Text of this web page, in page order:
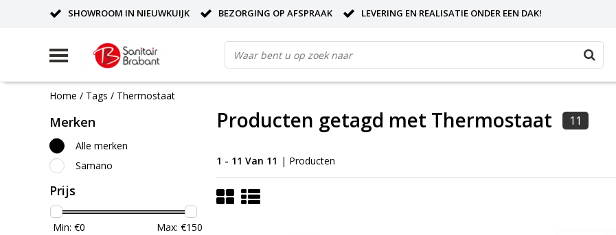
SHOWROOM IN NIEUWKUIJK BEZORGING OP AFSPRAAK LEVERING EN REALISATIE ONDER EEN DAK!
Home / Tags / Thermostaat
Merken
Alle merken
Samano
Prijs
Min: €0 Max: €150
Producten getagd met Thermostaat 11
1 - 11 Van 11 | Producten